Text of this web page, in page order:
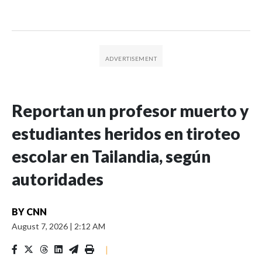
Reportan un profesor muerto y
estudiantes heridos en tiroteo
escolar en Tailandia, según
autoridades
BY CNN
August 7, 2026 | 2:12 AM
|